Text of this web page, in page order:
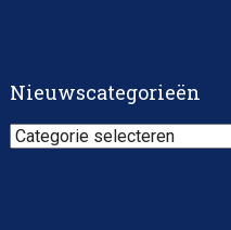
Nieuwscategorieën
Nieuwscategorieën